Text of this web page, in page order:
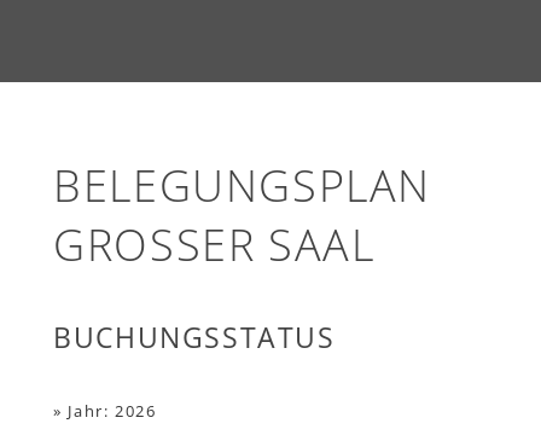
BELEGUNGSPLAN
GROSSER SAAL
BUCHUNGSSTATUS
» Jahr: 2026